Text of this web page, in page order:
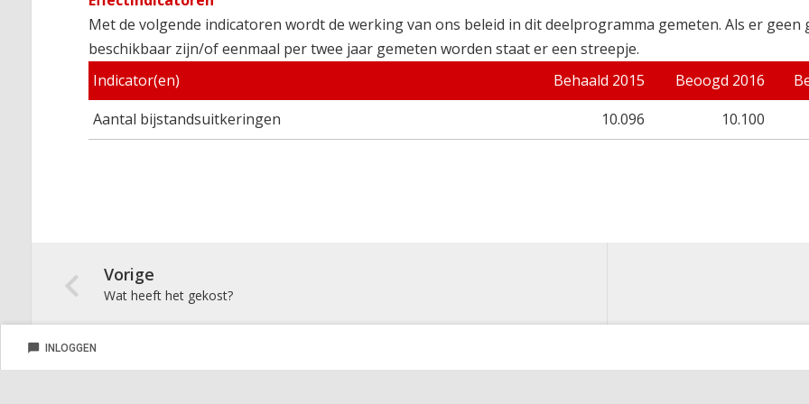
Met de volgende indicatoren wordt de werking van ons beleid in dit deelprogramma gemeten. Als er geen
beschikbaar zijn/of eenmaal per twee jaar gemeten worden staat er een streepje.
Indicator(en)
Behaald 2015 Beoogd 2016
Aantal bijstandsuitkeringen
10.096 10.100
Vorige
Wat heeft het gekost?
chat_bubble INLOGGEN